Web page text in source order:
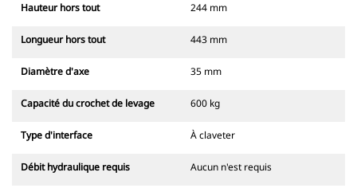
Hauteur hors tout 244 mm
Longueur hors tout 443 mm
Diamètre d'axe 35 mm
Capacité du crochet de levage 600 kg
Type d'interface À claveter
Débit hydraulique requis Aucun n'est requis